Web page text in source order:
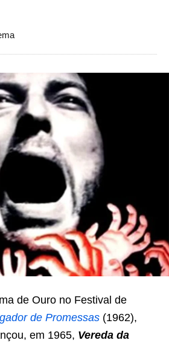
de Ouro no Festival de
de Promessas (1962),
em 1965, Vereda da